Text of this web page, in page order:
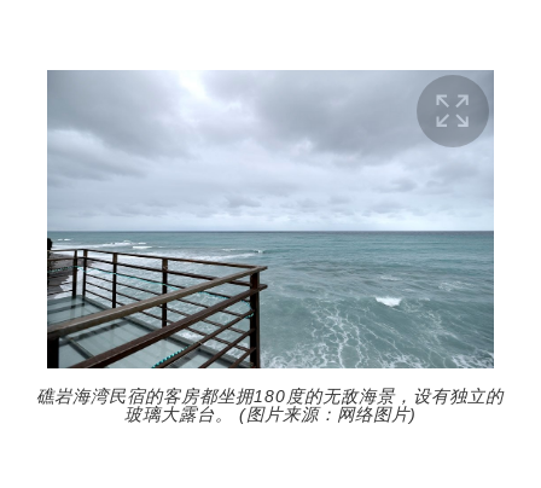
礁岩海湾民宿的客房都坐拥180度的无敌海景，设有独立的
玻璃大露台。 (图片来源：网络图片)